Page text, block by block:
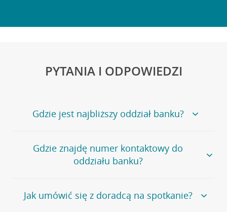
PYTANIA I ODPOWIEDZI
Gdzie jest najbliższy oddział banku?
Jeśli szukasz oddziału naszego banku, zapraszamy na
stronęPlacówki i bankomaty, na której znajduje się
wygodna wyszukiwarka.
oddziałów
Gdzie znajdę numer kontaktowy do
oddziału banku?
Bank Credit Agricole nie udostępnia ogólnego numeru
telefonu do placówki bankowej.
Jak umówić się z doradcą na spotkanie?